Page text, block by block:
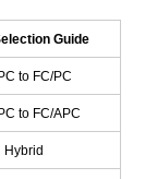
Guide
to FC/PC
to FC/APC
Hybrid